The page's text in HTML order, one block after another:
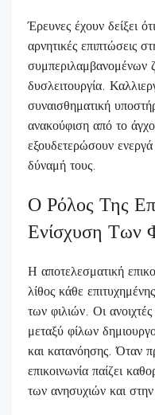
Έρευνες έχουν δείξει
αρνητικές επιπτώσεις
συμπεριλαμβανομένων
δυσλειτουργία.
συναισθηματική
ανακούφιση από το
εξουδετερώσουν
δύναμή τους.
Ο Ρόλος Της
Ενίσχυση Των
Η αποτελεσματική
λίθος κάθε
των φιλιών. Οι ανοιχτές
μεταξύ φίλων
και κατανόησης. Όταν
επικοινωνία παίζει
των ανησυχιών και